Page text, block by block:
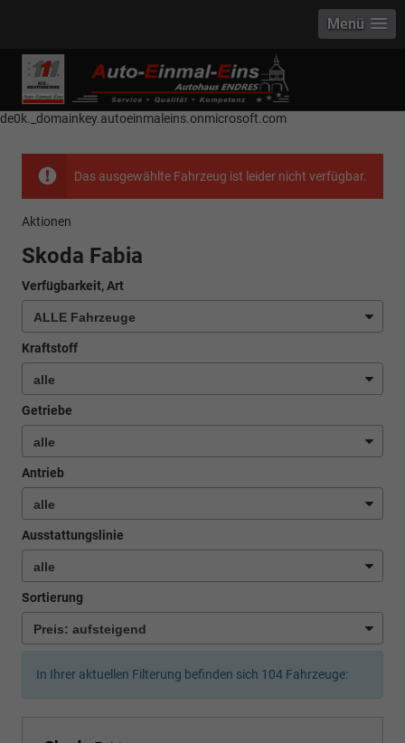
------------ Host Name : selector1._domainkey Points to address or value:
selector1-aee-de0k._domainkey.autoeinmaleins.onmicrosoft.com Host
Name : selector2._domainkey Points to address or value: selector2-aee-
de0k._domainkey.autoeinmaleins.onmicrosoft.com
Menü
Das ausgewählte Fahrzeug ist leider nicht verfügbar.
Aktionen
Skoda Fabia
Verfügbarkeit, Art
Kraftstoff
Getriebe
Antrieb
Ausstattungslinie
Sortierung
In Ihrer aktuellen Filterung befinden sich 104 Fahrzeuge: